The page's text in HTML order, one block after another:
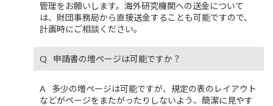
管理をお願いします。海外研究機関への送金について
は、財団事務局から直接送金することも可能ですので、
計画時にご相談ください。
申請書の増ページは可能ですか？
多少の増ページは可能ですが、規定の表のレイアウト
などがページをまたがったりしないよう、簡潔に見やす